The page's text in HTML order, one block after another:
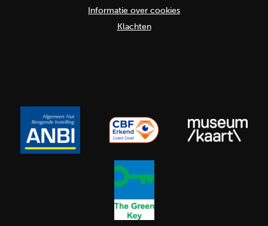
Informatie over cookies
Klachten